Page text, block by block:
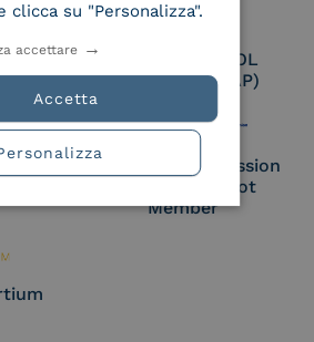
Certified PEPPOL
Access Point (AP)
European Commission
Large Scale Pilot
Member
clicca su "Personalizza".
Accetta
accettare